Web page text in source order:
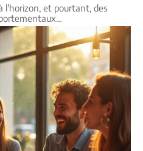
l'horizon, et pourtant, des
…